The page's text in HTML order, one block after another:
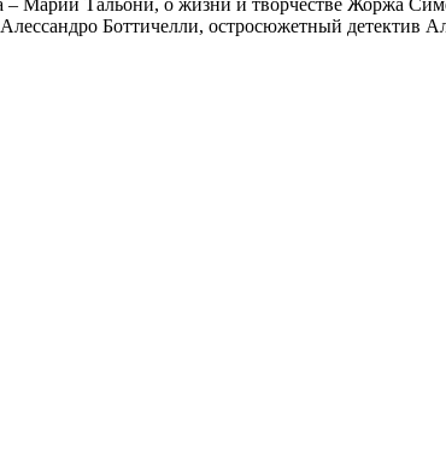
Боттичелли, остросюжетный детектив